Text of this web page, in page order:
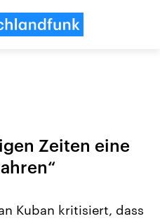
Zeiten eine
Kuban kritisiert, dass